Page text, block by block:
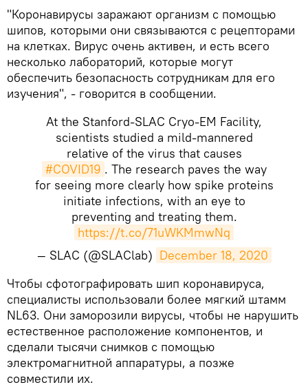
"Коронавирусы заражают организм с помощью
шипов, которыми они связываются с рецепторами
на клетках. Вирус очень активен, и есть всего
несколько лабораторий, которые могут
обеспечить безопасность сотрудникам для его
изучения", - говорится в сообщении.
At the Stanford-SLAC Cryo-EM Facility,
scientists studied a mild-mannered
relative of the virus that causes
#COVID19 . The research paves the way
for seeing more clearly how spike proteins
initiate infections, with an eye to
preventing and treating them.
https://t.co/71uWKMmwNq
— SLAC (@SLAClab) December 18, 2020
Чтобы сфотографировать шип коронавируса,
специалисты использовали более мягкий штамм
NL63. Они заморозили вирусы, чтобы не нарушить
естественное расположение компонентов, и
сделали тысячи снимков с помощью
электромагнитной аппаратуры, а позже
совместили их.